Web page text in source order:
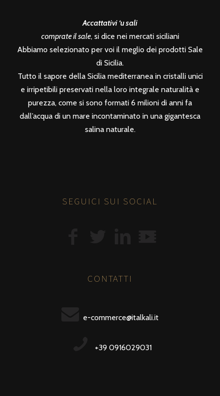
Accattativi ‘u sali
comprate il sale, si dice nei mercati siciliani
Abbiamo selezionato per voi il meglio dei prodotti Sale
di Sicilia.
Tutto il sapore della Sicilia mediterranea in cristalli unici
e irripetibili preservati nella loro integrale naturalità e
purezza, come si sono formati 6 milioni di anni fa
dall’acqua di un mare incontaminato in una gigantesca
salina naturale.
SEGUICI SUI SOCIAL
CONTATTI
e-commerce@italkali.it
+39 0916029031